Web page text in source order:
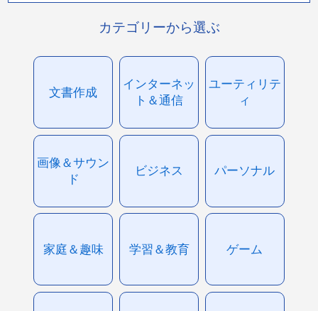
カテゴリーから選ぶ
文書作成
インターネッ
ト＆通信
ユーティリテ
ィ
画像＆サウン
ド
ビジネス パーソナル
家庭＆趣味 学習＆教育 ゲーム